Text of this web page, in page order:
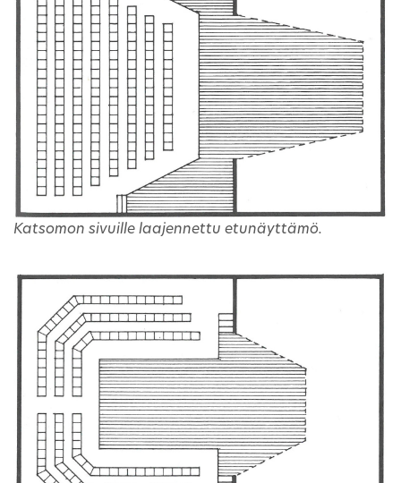
Katsomon sivuille laajennettu etunäyttämö.